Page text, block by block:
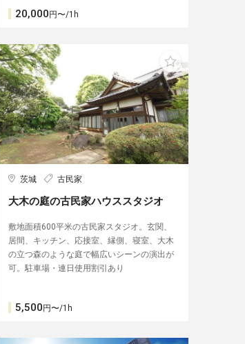
20,000 円〜/1h
茨城 古民家
大木の庭の古民家ハウススタジオ
敷地面積600平米の古民家スタジオ。玄関、
居間、キッチン、応接室、縁側、寝室、大木
の立つ森のような庭で幅広いシーンの演出が
可。駐車場・連日使用割引あり
5,500 円〜/1h